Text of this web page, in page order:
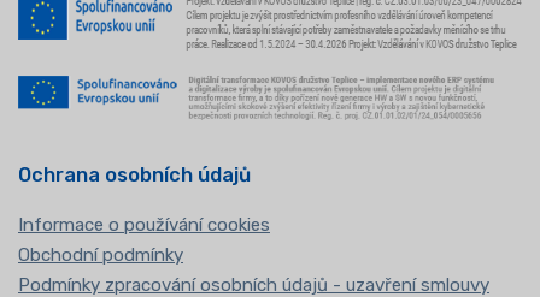
Ochrana osobních údajů
Informace o používání cookies
Obchodní podmínky
Podmínky zpracování osobních údajů - uzavření smlouvy